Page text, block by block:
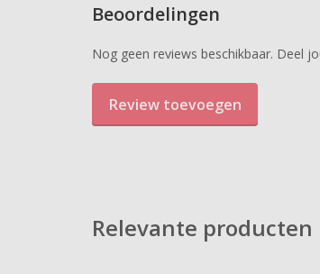
Beoordelingen
Nog geen reviews beschikbaar. Deel
Review toevoegen
Relevante producten